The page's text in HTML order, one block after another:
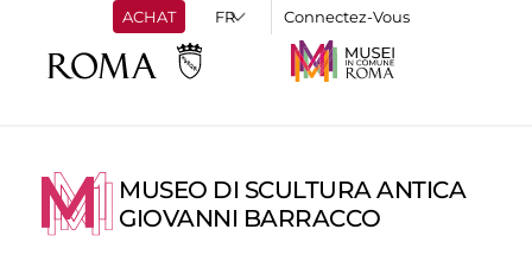
ACHAT Connectez-Vous
MUSEO DI SCULTURA ANTICA
GIOVANNI BARRACCO